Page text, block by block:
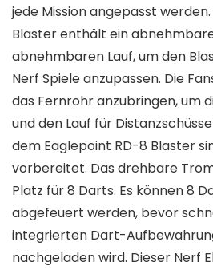
jede Mission angepasst
Blaster enthält ein
abnehmbaren Lauf, um den
Nerf Spiele anzupassen. Die
das Fernrohr anzubringen, um
und den Lauf für
dem Eaglepoint RD-8 Blaster
vorbereitet. Das drehbare
Platz für 8 Darts. Es können 8
abgefeuert werden, bevor
integrierten Dart-
nachgeladen wird. Dieser Nerf